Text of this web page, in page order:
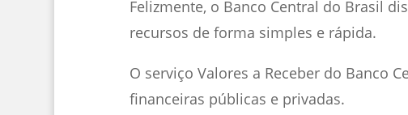
Felizmente, o Banco Central do Brasil
recursos de forma simples e rápida.
O serviço Valores a Receber do Banco
financeiras públicas e privadas.